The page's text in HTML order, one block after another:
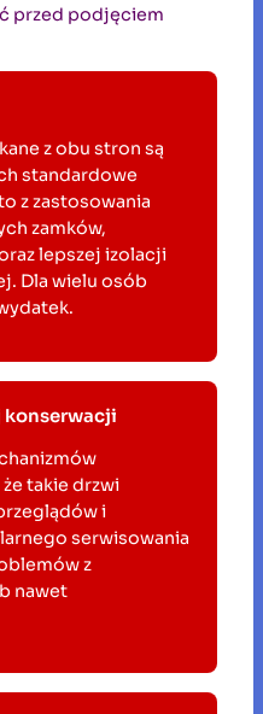
przed podjęciem
z obu stron są
standardowe
z zastosowania
zamków,
lepszej izolacji
Dla wielu osób
konserwacji
takie drzwi
i
serwisowania
z
nawet